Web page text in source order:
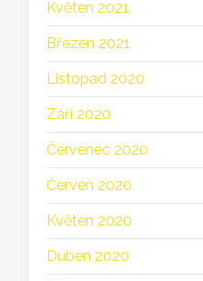
Květen 2021
Březen 2021
Listopad 2020
Září 2020
Červenec 2020
Červen 2020
Květen 2020
Duben 2020